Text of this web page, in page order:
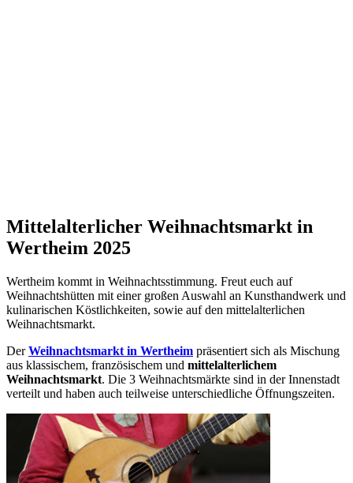
Mittelalterlicher Weihnachtsmarkt in
Wertheim 2025
Wertheim kommt in Weihnachtsstimmung. Freut euch auf
Weihnachtshütten mit einer großen Auswahl an Kunsthandwerk und
kulinarischen Köstlichkeiten, sowie auf den mittelalterlichen
Weihnachtsmarkt.
DerWeihnachtsmarkt in Wertheim präsentiert sich als Mischung
aus klassischem, französischem und mittelalterlichem
Weihnachtsmarkt. Die 3 Weihnachtsmärkte sind in der Innenstadt
verteilt und haben auch teilweise unterschiedliche Öffnungszeiten.